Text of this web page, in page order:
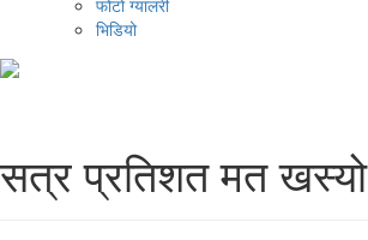
फोटो ग्यालरी
भिडियो
सत्र प्रतिशत मत खस्यो